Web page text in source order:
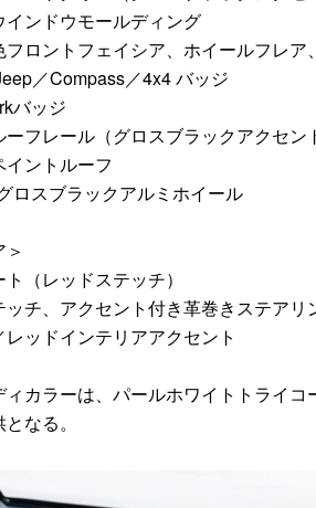
インドウモールディング
フロントフェイシア、ホイールフレ
／Compass／4x4 バッジ
バッジ
ーフレール（グロスブラックアクセン
イントルーフ
ロスブラックアルミホイール
ト（レッドステッチ）
ッチ、アクセント付き革巻きステアリ
レッドインテリアアクセント
カラーは、パールホワイトトライ
なる。